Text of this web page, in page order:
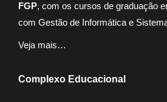
FGP, com os cursos de graduação
com Gestão de Informática e
Veja mais…
Complexo Educacional